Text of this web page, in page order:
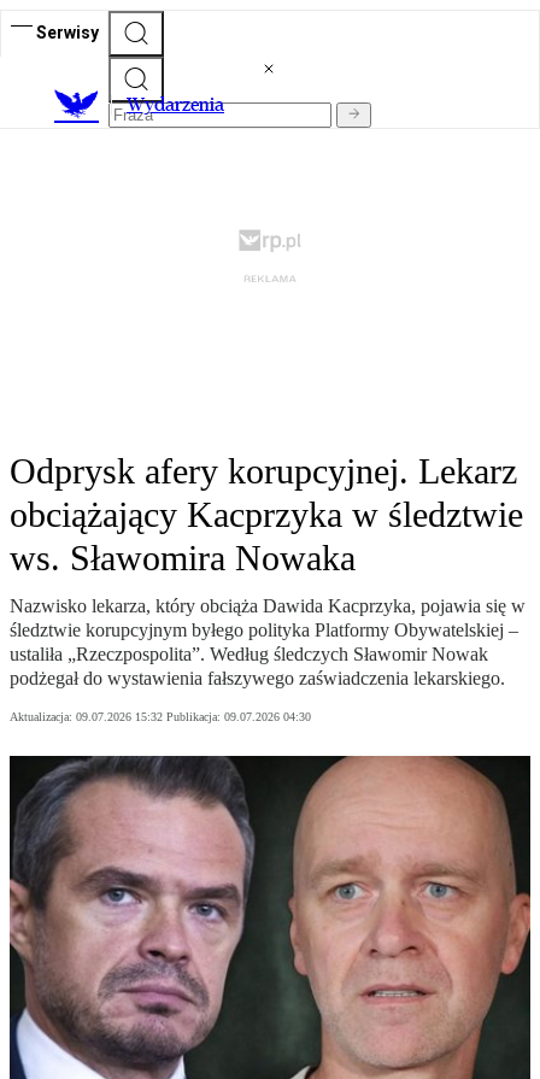
Serwisy
Wydarzenia
Odprysk afery korupcyjnej. Lekarz
obciążający Kacprzyka w śledztwie
ws. Sławomira Nowaka
Nazwisko lekarza, który obciąża Dawida Kacprzyka, pojawia się w
śledztwie korupcyjnym byłego polityka Platformy Obywatelskiej –
ustaliła „Rzeczpospolita”. Według śledczych Sławomir Nowak
podżegał do wystawienia fałszywego zaświadczenia lekarskiego.
Aktualizacja: 09.07.2026 15:32 Publikacja: 09.07.2026 04:30